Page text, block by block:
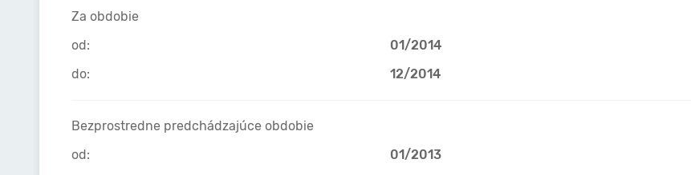
Za obdobie
od:
01/2014
do:
12/2014
Bezprostredne predchádzajúce obdobie
od:
01/2013